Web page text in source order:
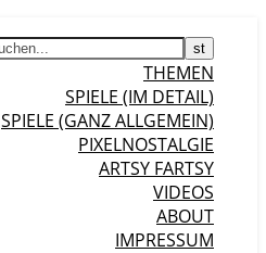
THEMEN
SPIELE (IM DETAIL)
SPIELE (GANZ ALLGEMEIN)
PIXELNOSTALGIE
ARTSY FARTSY
VIDEOS
ABOUT
IMPRESSUM